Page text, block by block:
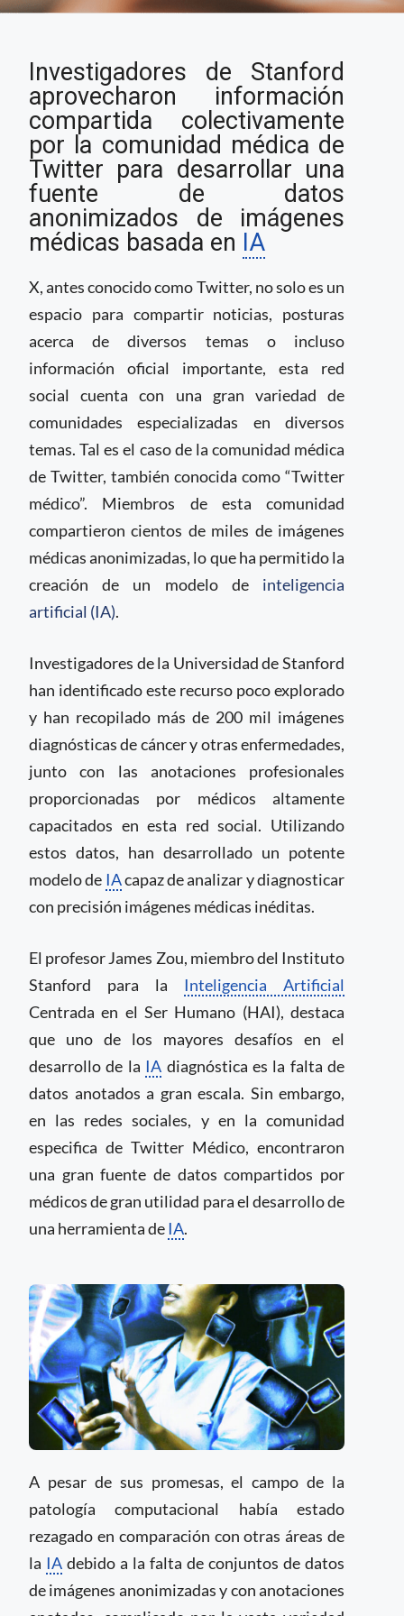
Twitter para crear
herramienta de
análisis de imágenes
médicas basada en IA
Investigadores de Stanford
aprovecharon información
compartida colectivamente
por la comunidad médica de
Twitter para desarrollar una
fuente de datos
anonimizados de imágenes
médicas basada en IA
X, antes conocido como Twitter, no solo es un
espacio para compartir noticias, posturas
acerca de diversos temas o incluso
información oficial importante, esta red
social cuenta con una gran variedad de
comunidades especializadas en diversos
temas. Tal es el caso de la comunidad médica
de Twitter, también conocida como “Twitter
médico”. Miembros de esta comunidad
compartieron cientos de miles de imágenes
médicas anonimizadas, lo que ha permitido la
creación de un modelo de inteligencia
artificial (IA).
Investigadores de la Universidad de Stanford
han identificado este recurso poco explorado
y han recopilado más de 200 mil imágenes
diagnósticas de cáncer y otras enfermedades,
junto con las anotaciones profesionales
proporcionadas por médicos altamente
capacitados en esta red social. Utilizando
estos datos, han desarrollado un potente
modelo de IAcapaz de analizar y diagnosticar
con precisión imágenes médicas inéditas.
El profesor James Zou, miembro del Instituto
Stanford para la Inteligencia Artificial
Centrada en el Ser Humano (HAI), destaca
que uno de los mayores desafíos en el
desarrollo de la IA diagnóstica es la falta de
datos anotados a gran escala. Sin embargo,
en las redes sociales, y en la comunidad
especifica de Twitter Médico, encontraron
una gran fuente de datos compartidos por
médicos de gran utilidad para el desarrollo de
una herramienta deIA.
A pesar de sus promesas, el campo de la
patología computacional había estado
rezagado en comparación con otras áreas de
la IA debido a la falta de conjuntos de datos
de imágenes anonimizadas y con anotaciones